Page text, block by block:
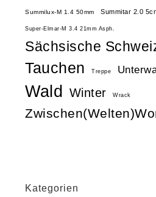
Summilux-M 1.4 50mm Summitar 2.0
Super-Elmar-M 3.4 21mm Asph.
Sächsische
Tauchen
Treppe
Wald Winter Wrack
Kategorien